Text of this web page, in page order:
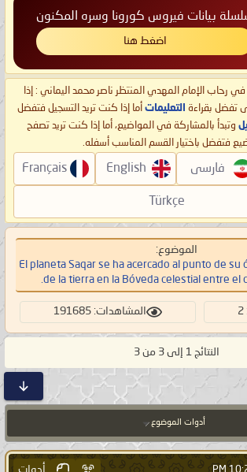
بيانات فيروس كورونا وسره المكنون
اضغط هنا
في رحاب الإمام المهدي المنتظر ناصر محمد اليماني : إذا
تفضل بقراءة التعليمات أما إذا كنت تريد التسجيل فتفضل
وتبدأ بالمشاركة في المواضيع، أما إذا كنت تريد تصفح
فتفضل باختيار القسم المناسب أسفله.
فارسی English
Français
Türkçe
الموضوع:
El planeta Saqar se ha acercado al punto de su
de la tierra en la Bóveda celestial entre el
المشاهدات: 191685
النتائج 1 إلى 3 من 3
أدوات الموضوع
10:21 أدوات